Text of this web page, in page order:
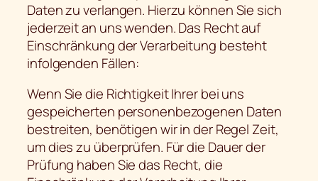
Daten zu verlangen. Hierzu können Sie sich
jederzeit an uns wenden. Das Recht auf
Einschränkung der Verarbeitung besteht
infolgenden Fällen:
Wenn Sie die Richtigkeit Ihrer bei uns
gespeicherten personenbezogenen Daten
bestreiten, benötigen wir in der Regel Zeit,
um dies zu überprüfen. Für die Dauer der
Prüfung haben Sie das Recht, die